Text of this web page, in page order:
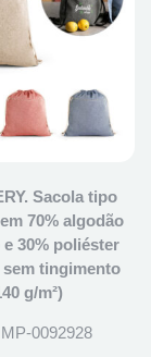
Sacola tipo
70% algodão
30% poliéster
tingimento
g/m²)
0092928